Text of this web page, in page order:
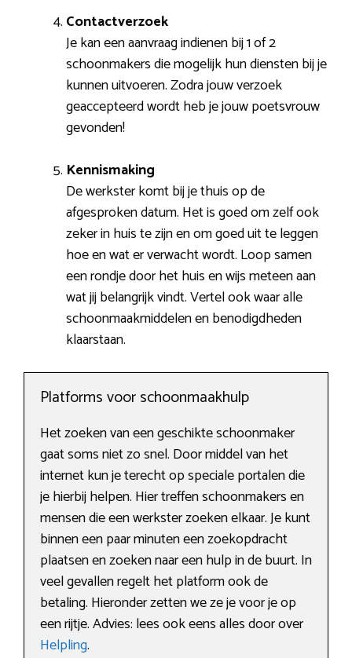
Contactverzoek
Je kan een aanvraag indienen bij 1 of 2
schoonmakers die mogelijk hun diensten bij je
kunnen uitvoeren. Zodra jouw verzoek
geaccepteerd wordt heb je jouw poetsvrouw
gevonden!
Kennismaking
De werkster komt bij je thuis op de
afgesproken datum. Het is goed om zelf ook
zeker in huis te zijn en om goed uit te leggen
hoe en wat er verwacht wordt. Loop samen
een rondje door het huis en wijs meteen aan
wat jij belangrijk vindt. Vertel ook waar alle
schoonmaakmiddelen en benodigdheden
klaarstaan.
Platforms voor schoonmaakhulp
Het zoeken van een geschikte schoonmaker
gaat soms niet zo snel. Door middel van het
internet kun je terecht op speciale portalen die
je hierbij helpen. Hier treffen schoonmakers en
mensen die een werkster zoeken elkaar. Je kunt
binnen een paar minuten een zoekopdracht
plaatsen en zoeken naar een hulp in de buurt. In
veel gevallen regelt het platform ook de
betaling. Hieronder zetten we ze je voor je op
een rijtje. Advies: lees ook eens alles door over
Helpling.